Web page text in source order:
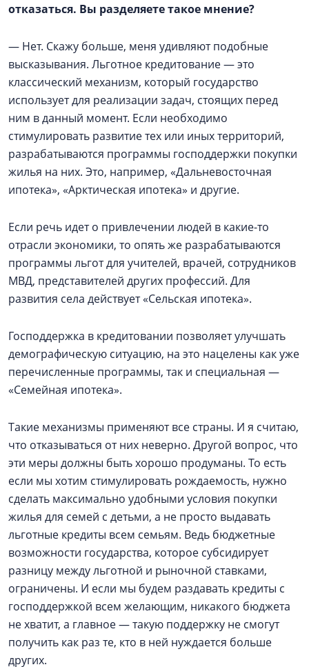
отказаться. Вы разделяете такое мнение?
— Нет. Скажу больше, меня удивляют подобные
высказывания. Льготное кредитование — это
классический механизм, который государство
использует для реализации задач, стоящих перед
ним в данный момент. Если необходимо
стимулировать развитие тех или иных территорий,
разрабатываются программы господдержки покупки
жилья на них. Это, например, «Дальневосточная
ипотека», «Арктическая ипотека» и другие.
Если речь идет о привлечении людей в какие-то
отрасли экономики, то опять же разрабатываются
программы льгот для учителей, врачей, сотрудников
МВД, представителей других профессий. Для
развития села действует «Сельская ипотека».
Господдержка в кредитовании позволяет улучшать
демографическую ситуацию, на это нацелены как уже
перечисленные программы, так и специальная —
«Семейная ипотека».
Такие механизмы применяют все страны. И я считаю,
что отказываться от них неверно. Другой вопрос, что
эти меры должны быть хорошо продуманы. То есть
если мы хотим стимулировать рождаемость, нужно
сделать максимально удобными условия покупки
жилья для семей с детьми, а не просто выдавать
льготные кредиты всем семьям. Ведь бюджетные
возможности государства, которое субсидирует
разницу между льготной и рыночной ставками,
ограничены. И если мы будем раздавать кредиты с
господдержкой всем желающим, никакого бюджета
не хватит, а главное — такую поддержку не смогут
получить как раз те, кто в ней нуждается больше
других.